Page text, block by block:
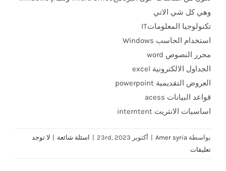
وهي كل شي الاتي
تكنولوجيا المعلوماتIT
استخدام الحاسب Windows
محرر النصوص word
الجداول الالكترونية excel
العروض التقديمية powerpoint
قواعد البيانات acess
اساسيات الانتريت interntent
بواسطة Amer syria
| أكتوبر 23rd, 2023 | اسئلة شائعة | لا توجد
تعليقات